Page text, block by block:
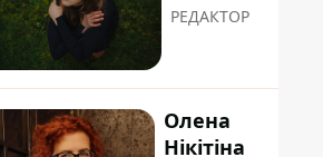
РЕДАКТОР
Олена
Нікітіна